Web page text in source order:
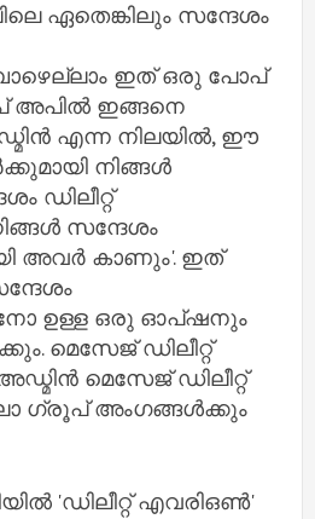
ഏതെങ്കിലും സന്ദേശം
ഇത് ഒരു പോപ്
അപിൽ ഇങ്ങനെ
എന്ന നിലയിൽ, ഈ
നിങ്ങൾ
ഡിലീറ്റ്
സന്ദേശം
അവർ കാണും'. ഇത്
ഉള്ള ഒരു ഓപ്‌ഷനും
മെസേജ് ഡിലീറ്റ്
മെസേജ് ഡിലീറ്റ്
ഗ്രൂപ് അംഗങ്ങൾക്കും
'ഡിലീറ്റ് എവരിഒൺ'